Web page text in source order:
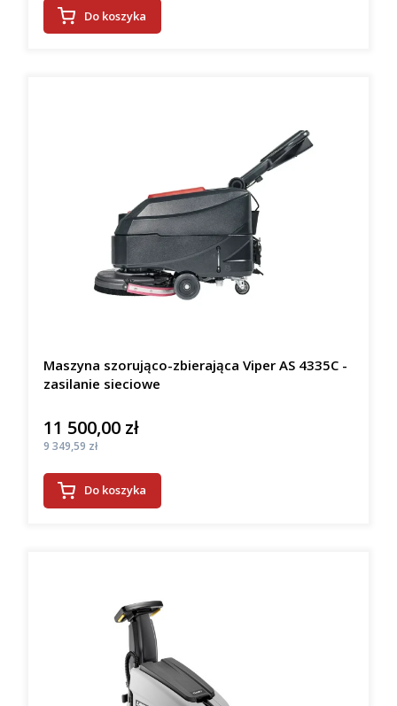
Do koszyka
Maszyna szorująco-zbierająca Viper AS 4335C -
zasilanie sieciowe
Cena
11 500,00 zł
Cena
9 349,59 zł
Do koszyka